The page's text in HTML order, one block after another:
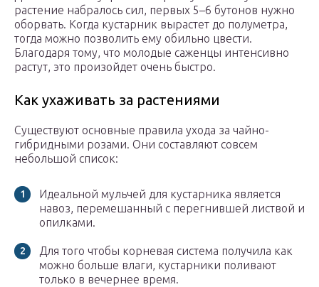
растение набралось сил, первых 5–6 бутонов нужно
оборвать. Когда кустарник вырастет до полуметра,
тогда можно позволить ему обильно цвести.
Благодаря тому, что молодые саженцы интенсивно
растут, это произойдет очень быстро.
Как ухаживать за растениями
Существуют основные правила ухода за чайно-
гибридными розами. Они составляют совсем
небольшой список:
Идеальной мульчей для кустарника является
навоз, перемешанный с перегнившей листвой и
опилками.
Для того чтобы корневая система получила как
можно больше влаги, кустарники поливают
только в вечернее время.